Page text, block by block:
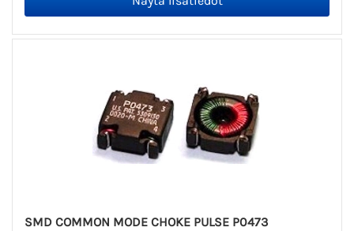
SMD COMMON MODE CHOKE PULSE P0473